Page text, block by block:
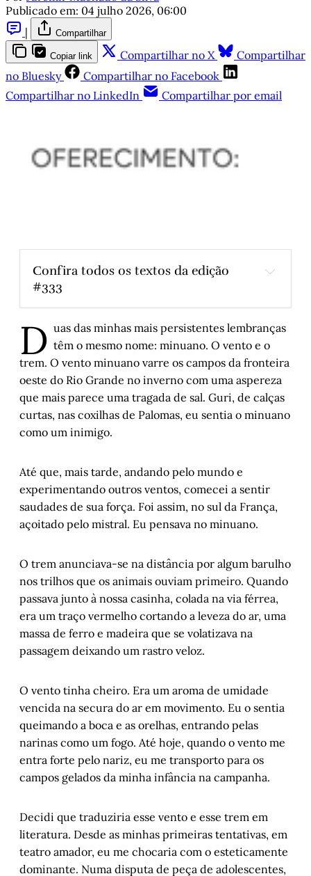
Publicado em: 04 julho 2026, 06:00
|
Compartilhar
Copiar link Compartilhar no X
Compartilhar
no Bluesky
Compartilhar no Facebook
Compartilhar no LinkedIn
Compartilhar por email
Confira todos os textos da edição
#333
Pelé e Tostão, por Antônio Vicente Martins
A copa que eu vivi, por Júnior Maicá
Quando um embaixador argentino chorou a
morte de Pelé, por Eduardo Brigidi
Na Copa do Mundo, um Grenal de goleiros,
por Valesca de Assis
Lendas e causos das velhas Missões , por
Artur Barcelos
de Faria
Visão de futuro, por Paulo Damin
Asperezas de Minuano, por Juremir
Machado da Silva
Elnecave Xavier
Cordel do Corte Raso – Capítulo 12, por
Gonçalo Ferraz
Outras luzes na escuridão , por Helena Terra
D uas das minhas mais persistentes lembranças
têm o mesmo nome: minuano. O vento e o
trem. O vento minuano varre os campos da fronteira
oeste do Rio Grande no inverno com uma aspereza
que mais parece uma tragada de sal. Guri, de calças
curtas, nas coxilhas de Palomas, eu sentia o minuano
como um inimigo.
Até que, mais tarde, andando pelo mundo e
experimentando outros ventos, comecei a sentir
saudades de sua força. Foi assim, no sul da França,
açoitado pelo mistral. Eu pensava no minuano.
O trem anunciava-se na distância por algum barulho
nos trilhos que os animais ouviam primeiro. Quando
passava junto à nossa casinha, colada na via férrea,
era um traço vermelho cortando a leveza do ar, uma
massa de ferro e madeira que se volatizava na
passagem deixando um rastro veloz.
O vento tinha cheiro. Era um aroma de umidade
vencida na secura do ar em movimento. Eu o sentia
queimando a boca e as orelhas, entrando pelas
narinas como um fogo. Até hoje, quando o vento me
entra forte pelo nariz, eu me transporto para os
campos gelados da minha infância na campanha.
Decidi que traduziria esse vento e esse trem em
literatura. Desde as minhas primeiras tentativas, em
teatro amador, eu me chocaria com o esteticamente
dominante. Numa disputa de peça de adolescentes,